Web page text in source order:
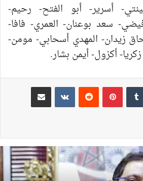
أسرير- أبو الفتح- رحيم-
سعد بوعنان- العمري- فافا-
زيدان- المهدي أسحابي- مومن-
أكزول- أيمن بشار.
بينتيريست
مشاركة عبر البريد